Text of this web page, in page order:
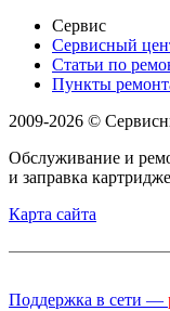
Сервис
Сервисный
Статьи по
Пункты
2009-2026 ©
Обслуживание и
и заправка
Карта сайта
Поддержка в сети —